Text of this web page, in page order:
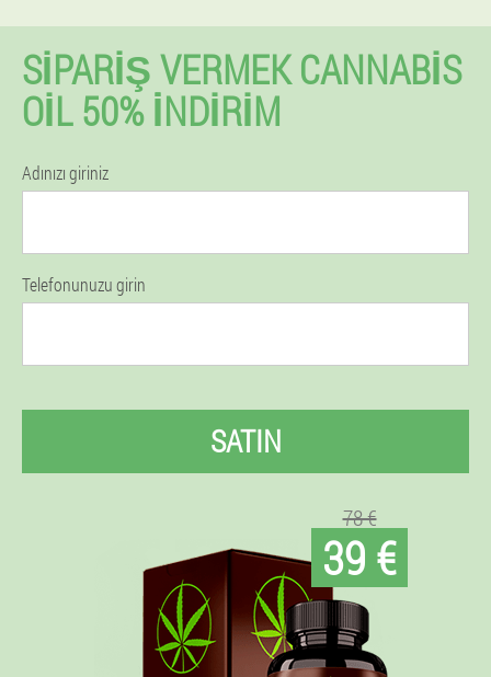
SIPARIŞ VERMEK CANNABIS
OIL 50% İNDIRIM
Adınızı giriniz
Telefonunuzu girin
SATIN
78 €
39 €